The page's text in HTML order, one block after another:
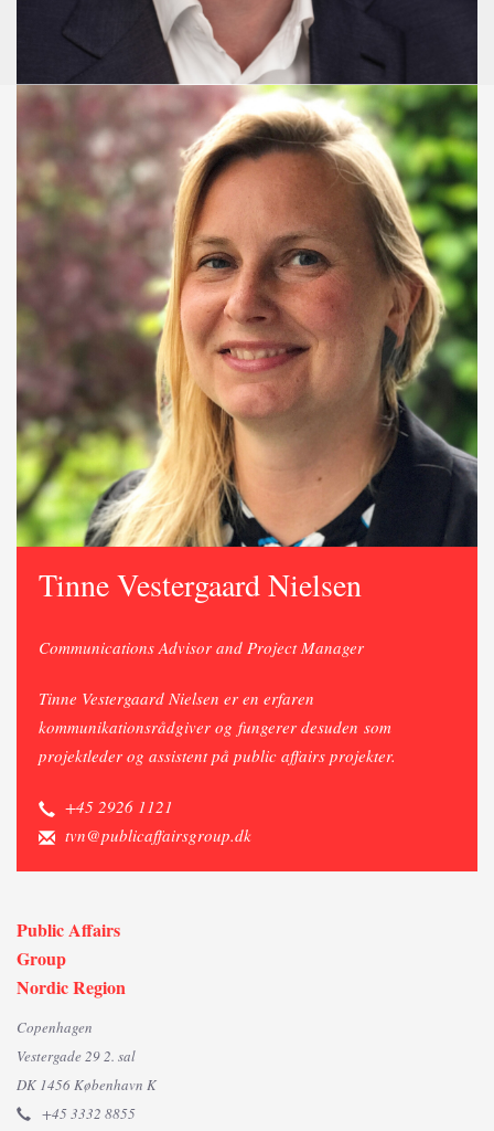
Tinne Vestergaard Nielsen
Communications Advisor and Project Manager
Tinne Vestergaard Nielsen er en erfaren
kommunikationsrådgiver og fungerer desuden som
projektleder og assistent på public affairs projekter.
+45 2926 1121
tvn@publicaffairsgroup.dk
Public Affairs
Group
Nordic Region
Copenhagen
Vestergade 29 2. sal
DK 1456 København K
+45 3332 8855